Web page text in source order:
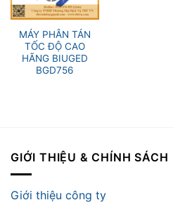
MÁY PHÂN TÁN
TỐC ĐỘ CAO
HÃNG BIUGED
BGD756
GIỚI THIỆU & CHÍNH SÁCH
Giới thiệu công ty